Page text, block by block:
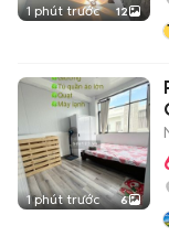
1 phút trước 12
1 phút trước 6